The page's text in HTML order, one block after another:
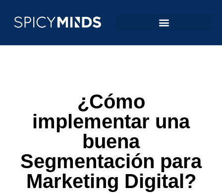
¿Cómo
implementar una
buena
Segmentación para
Marketing Digital?